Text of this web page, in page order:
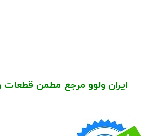
ایران ولوو مرجع مطمن قطعات